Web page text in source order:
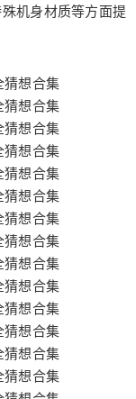
机身材质等方面提